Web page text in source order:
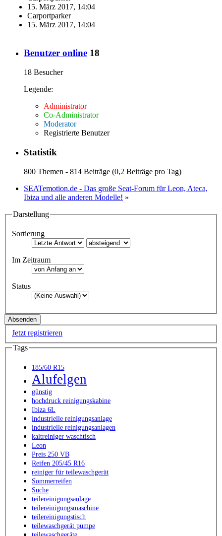
15. März 2017, 14:04
Carportparker
15. März 2017, 14:04
Benutzer online 18
18 Besucher
Legende:
Administrator
Co-Administrator
Moderator
Registrierte Benutzer
Statistik
800 Themen - 814 Beiträge (0,2 Beiträge pro Tag)
SEATemotion.de - Das große Seat-Forum für Leon, Ateca,
Ibiza und alle anderen Modelle! »
Darstellung
Sortierung
Im Zeitraum
Status
Jetzt registrieren
Tags
185/60 R15
Alufelgen
günstig
hochdruck reinigungskabine
Ibiza 6L
industrielle reinigungsanlage
industrielle reinigungsanlagen
kaltreiniger waschtisch
Leon
Preis 250 VB
Reifen 205/45 R16
reiniger für teilewaschgerät
Sommerreifen
Suche
teilereinigungsanlage
teilereinigungsmaschine
teilereinigungstisch
teilewaschgerät pumpe